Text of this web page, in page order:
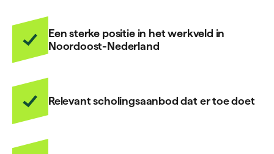
Een sterke positie in het werkveld in
Noordoost-Nederland
Relevant scholingsaanbod dat er toe doet